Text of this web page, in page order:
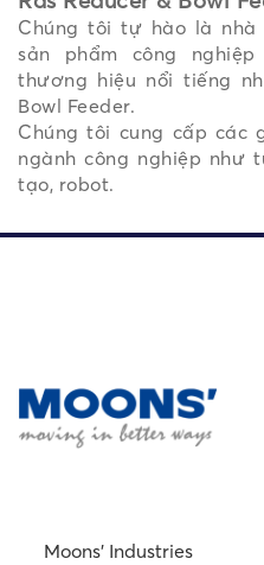
Chúng tôi tự hào là nhà
sản phẩm công
thương hiệu nổi tiếng
Bowl Feeder.
Chúng tôi cung cấp các
ngành công nghiệp như
tạo, robot.
Moons’ Industries